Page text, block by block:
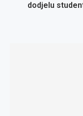
dodjelu